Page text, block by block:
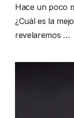
Hace un poco
¿Cuál es la
revelaremos …